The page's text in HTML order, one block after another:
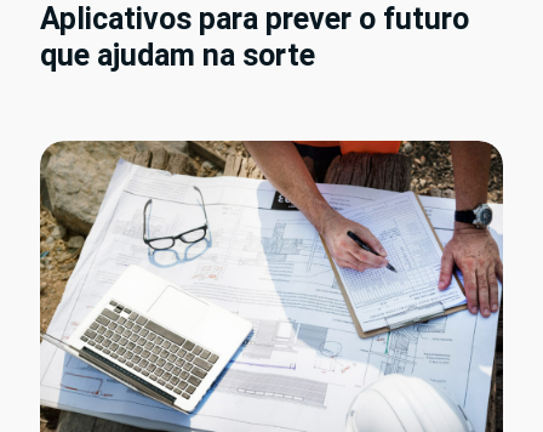
Aplicativos para prever o futuro
que ajudam na sorte